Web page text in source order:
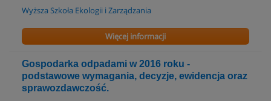
Wyższa Szkoła Ekologii i Zarządzania
Więcej informacji
Gospodarka odpadami w 2016 roku -
podstawowe wymagania, decyzje, ewidencja oraz
sprawozdawczość.